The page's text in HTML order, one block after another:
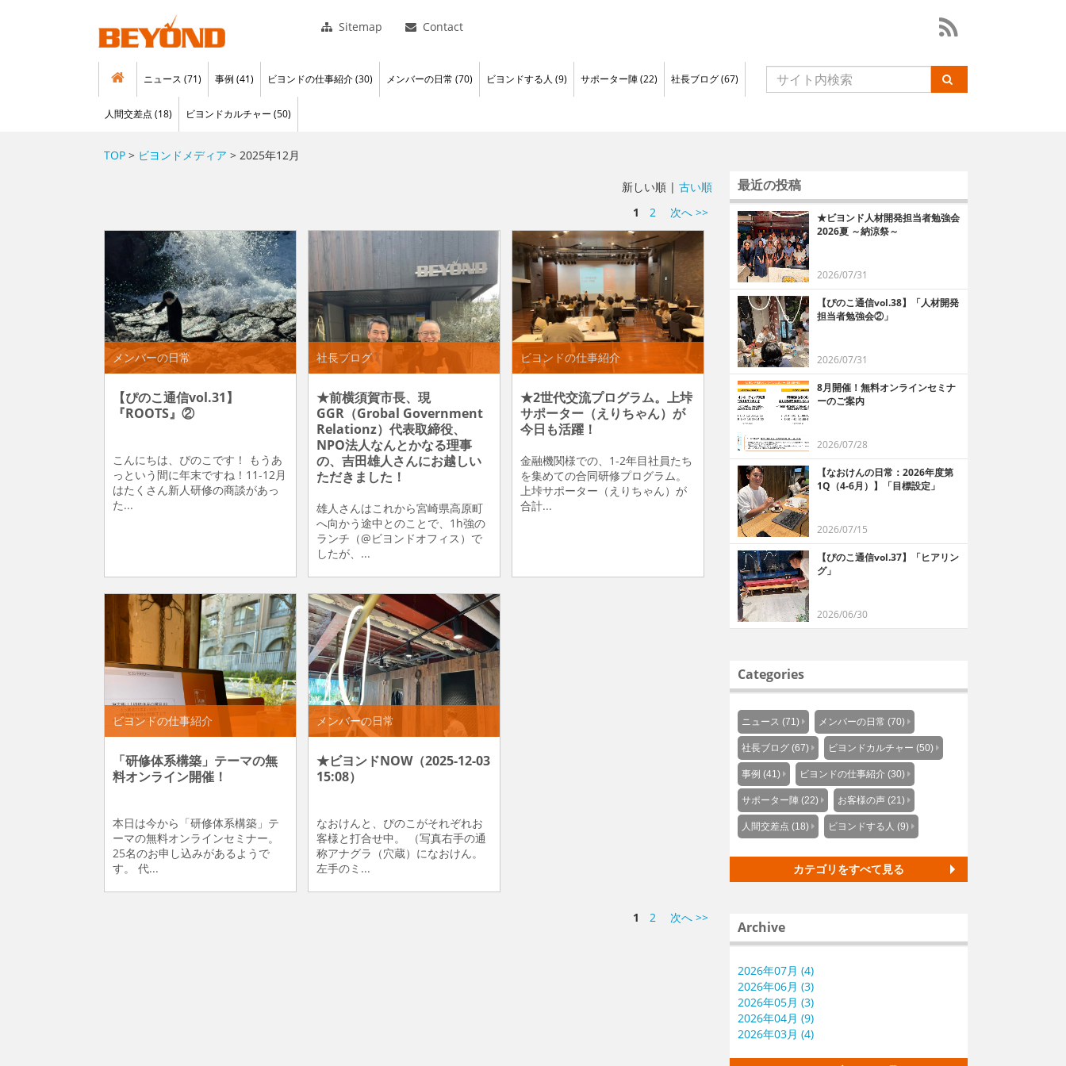
Sitemap Contact
ニュース (71) 事例 (41) ビヨンドの仕事紹介 (30) メンバーの日常 (70) ビヨンドする人 (9) サポーター陣 (22) 社長ブログ (67)
人間交差点 (18) ビヨンドカルチャー (50)
TOP > ビヨンドメディア > 2025年12月
新しい順 |古い順
1
2 次へ >>
メンバーの日常
【ぴのこ通信vol.31】
『ROOTS』②
こんにちは、ぴのこです！ もうあ
っという間に年末ですね！11-12月
はたくさん新人研修の商談があっ
た...
社長ブログ
★前横須賀市長、現
GGR（Grobal Government
Relationz）代表取締役、
NPO法人なんとかなる理事
の、吉田雄人さんにお越しい
ただきました！
雄人さんはこれから宮崎県高原町
へ向かう途中とのことで、1h強の
ランチ（@ビヨンドオフィス）で
したが、...
ビヨンドの仕事紹介
★2世代交流プログラム。上垰
サポーター（えりちゃん）が
今日も活躍！
金融機関様での、1-2年目社員たち
を集めての合同研修プログラム。
上垰サポーター（えりちゃん）が
合計...
ビヨンドの仕事紹介
「研修体系構築」テーマの無
料オンライン開催！
本日は今から「研修体系構築」テ
ーマの無料オンラインセミナー。
25名のお申し込みがあるようで
す。 代...
メンバーの日常
★ビヨンドNOW（2025-12-03
15:08）
なおけんと、ぴのこがそれぞれお
客様と打合せ中。 （写真右手の通
称アナグラ（穴蔵）になおけん。
左手のミ...
1 2 次へ >>
最近の投稿
★ビヨンド人材開発担当者勉強会
2026夏 ～納涼祭～
2026/07/31
【ぴのこ通信vol.38】「人材開発
担当者勉強会②」
2026/07/31
8月開催！無料オンラインセミナ
ーのご案内
2026/07/28
【なおけんの日常：2026年度第
1Q（4-6月）】「目標設定」
2026/07/15
【ぴのこ通信vol.37】「ヒアリン
グ」
2026/06/30
Categories
ニュース (71) メンバーの日常 (70)
社長ブログ (67) ビヨンドカルチャー (50)
事例 (41) ビヨンドの仕事紹介 (30)
サポーター陣 (22) お客様の声 (21)
人間交差点 (18) ビヨンドする人 (9)
カテゴリをすべて見る
Archive
2026年07月 (4)
2026年06月 (3)
2026年05月 (3)
2026年04月 (9)
2026年03月 (4)